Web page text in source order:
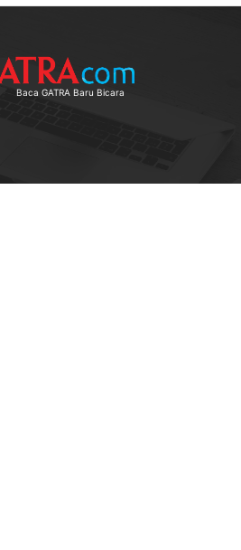
Baca GATRA Baru Bicara